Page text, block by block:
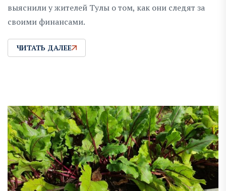
выяснили у жителей Тулы о том, как они следят за
своими финансами.
ЧИТАТЬ ДАЛЕЕ